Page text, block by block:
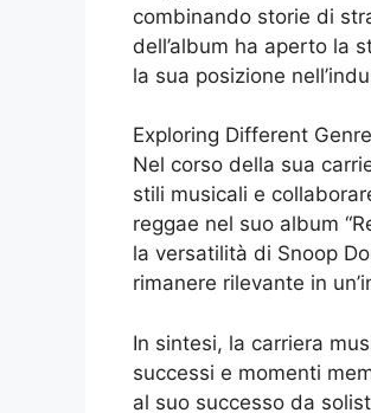
combinando storie di
dell’album ha aperto la
la sua posizione
Exploring Different
Nel corso della sua
stili musicali e
reggae nel suo album
la versatilità di Snoop
rimanere rilevante in
In sintesi, la carriera
successi e momenti
al suo successo da